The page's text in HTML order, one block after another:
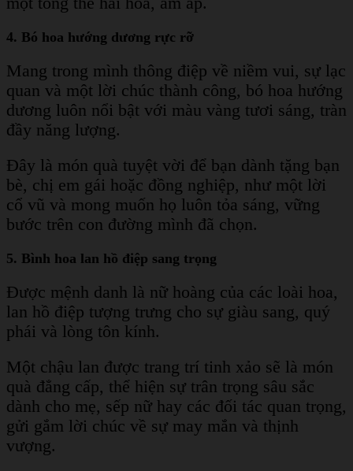
4. Bó hoa hướng dương rực rỡ
Mang trong mình thông điệp về niềm vui, sự lạc
quan và một lời chúc thành công, bó hoa hướng
dương luôn nổi bật với màu vàng tươi sáng, tràn
đầy năng lượng.
Đây là món quà tuyệt vời để bạn dành tặng bạn
bè, chị em gái hoặc đồng nghiệp, như một lời
cổ vũ và mong muốn họ luôn tỏa sáng, vững
bước trên con đường mình đã chọn.
5. Bình hoa lan hồ điệp sang trọng
Được mệnh danh là nữ hoàng của các loài hoa,
lan hồ điệp tượng trưng cho sự giàu sang, quý
phái và lòng tôn kính.
Một chậu lan được trang trí tinh xảo sẽ là món
quà đẳng cấp, thể hiện sự trân trọng sâu sắc
dành cho mẹ, sếp nữ hay các đối tác quan trọng,
gửi gắm lời chúc về sự may mắn và thịnh
vượng.